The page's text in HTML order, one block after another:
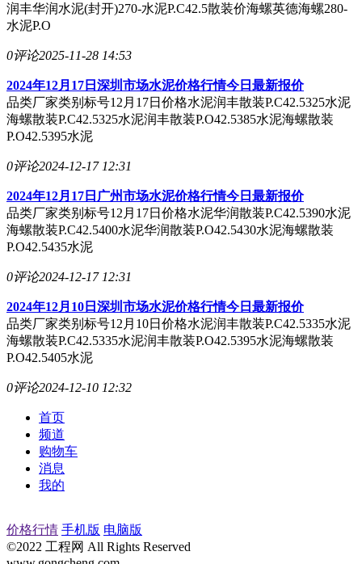
润丰华润水泥(封开)270-水泥P.C42.5散装价海螺英德海螺280-
水泥P.O
0评论2025-11-28 14:53
2024年12月17日深圳市场水泥价格行情今日最新报价
品类厂家类别标号12月17日价格水泥润丰散装P.C42.5325水泥
海螺散装P.C42.5325水泥润丰散装P.O42.5385水泥海螺散装
P.O42.5395水泥
0评论2024-12-17 12:31
2024年12月17日广州市场水泥价格行情今日最新报价
品类厂家类别标号12月17日价格水泥华润散装P.C42.5390水泥
海螺散装P.C42.5400水泥华润散装P.O42.5430水泥海螺散装
P.O42.5435水泥
0评论2024-12-17 12:31
2024年12月10日深圳市场水泥价格行情今日最新报价
品类厂家类别标号12月10日价格水泥润丰散装P.C42.5335水泥
海螺散装P.C42.5335水泥润丰散装P.O42.5395水泥海螺散装
P.O42.5405水泥
0评论2024-12-10 12:32
首页
频道
购物车
消息
我的
价格行情 手机版 电脑版
©2022 工程网 All Rights Reserved